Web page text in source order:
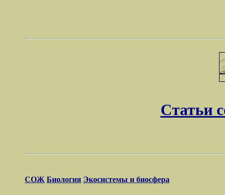
Статьи
СОЖ Биология Экосистемы и биосфера